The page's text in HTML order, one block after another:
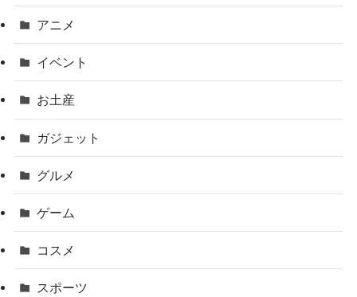
アニメ
イベント
お土産
ガジェット
グルメ
ゲーム
コスメ
スポーツ